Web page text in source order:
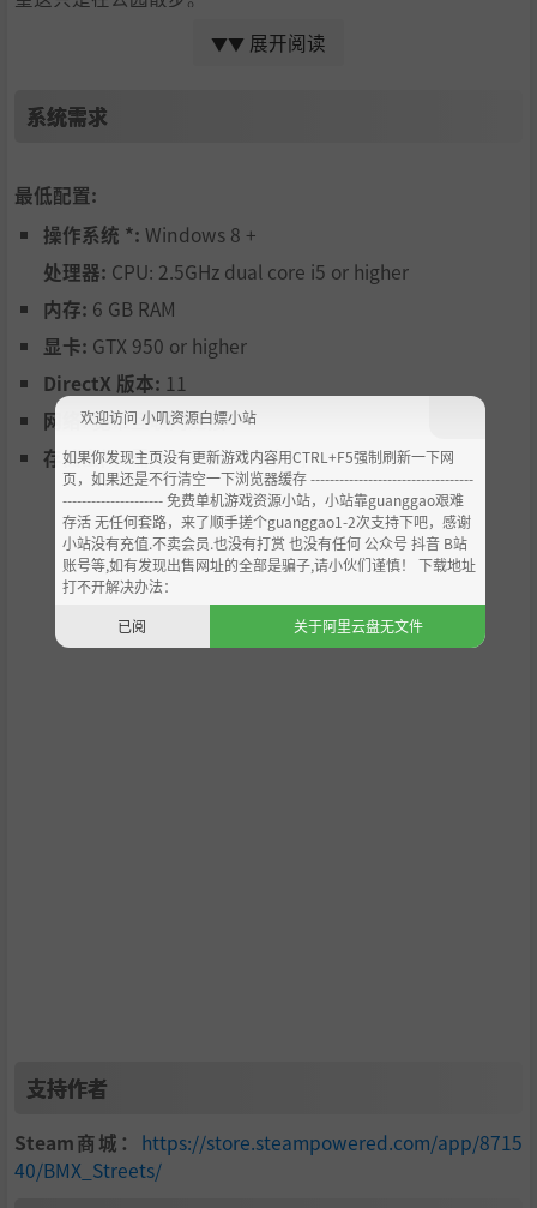
和你的朋友一起去追吧。在世界任何地方与最多 3 位朋友进
行会话。
并没有就此止步……我们迫不及待地想向您展示我们正在开
发的产品。请留意即将推出的更新。
主要特征
基于物理的小轮车骑行
多样化的挑战和游戏玩法
现代控制系统
重播编辑器
调整系统
小轮车定制
职业车手
自由奔跑
开放世界
n the ground, in the air, or grinding down a handrail. The
tem allows you fully express yourself, from learning the ba
sics to pushing the limits.
▼▼ 展开阅读
系统需求
最低配置:
操作系统 *: Windows 8 +
处理器: CPU: 2.5GHz dual core i5 or higher
内存: 6 GB RAM
显卡: GTX 950 or higher
DirectX 版本: 11
网络:宽带互联网连接
存储空间:需要 30 GB 可用空间
支持作者
Steam商城： https://store.steampowered.com/app/8715
40/BMX_Streets/
欢迎访问 小叽资源白嫖小站
如果你发现主页没有更新游戏内容用CTRL+F5强制刷新一下网
页，如果还是不行清空一下浏览器缓存 ----------------------------------
--------------------- 免费单机游戏资源小站，小站靠guanggao艰难
存活 无任何套路，来了顺手搓个guanggao1-2次支持下吧，感谢
小站没有充值.不卖会员.也没有打赏 也没有任何 公众号 抖音 B站
账号等,如有发现出售网址的全部是骗子,请小伙们谨慎！ 下载地址
打不开解决办法：
已阅
关于阿里云盘无文件